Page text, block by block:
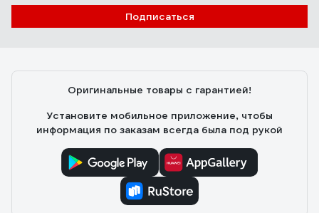
Отзыв о перчатках Jeta Safety JS011p/M
Моловствов Александр Иванович 07.05.2019
Хорошо сидят, крепкие
Подписаться
Оригинальные товары с гарантией!
Установите мобильное приложение, чтобы
информация по заказам всегда была под рукой